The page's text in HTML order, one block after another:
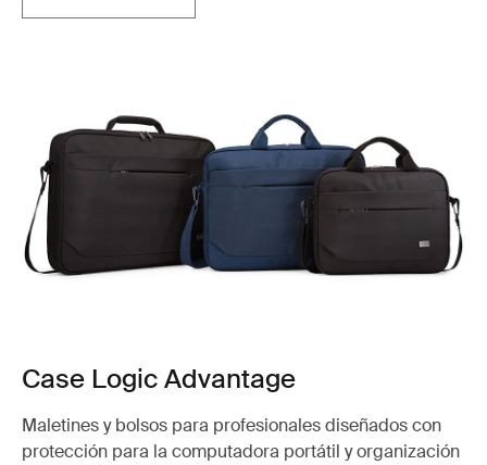
Case Logic Advantage
Maletines y bolsos para profesionales diseñados con
protección para la computadora portátil y organización